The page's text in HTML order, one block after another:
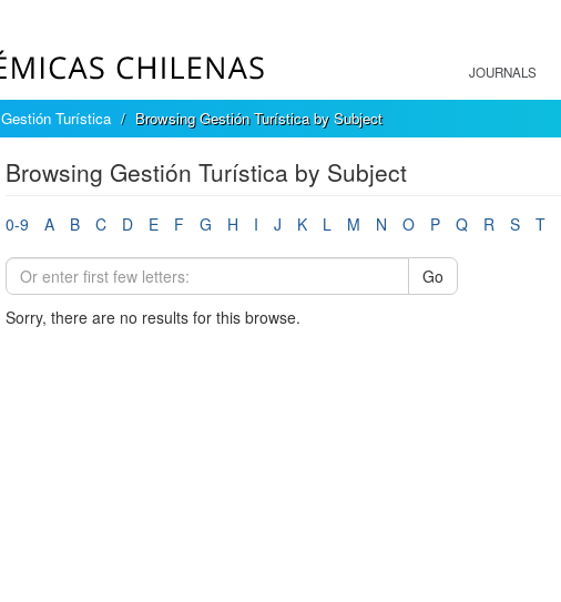
JOURNALS
Gestión Turística Browsing Gestión Turística by Subject
Browsing Gestión Turística by Subject
0-9 A B C D E F G H I J K L M N O P Q R S T
Go
Sorry, there are no results for this browse.